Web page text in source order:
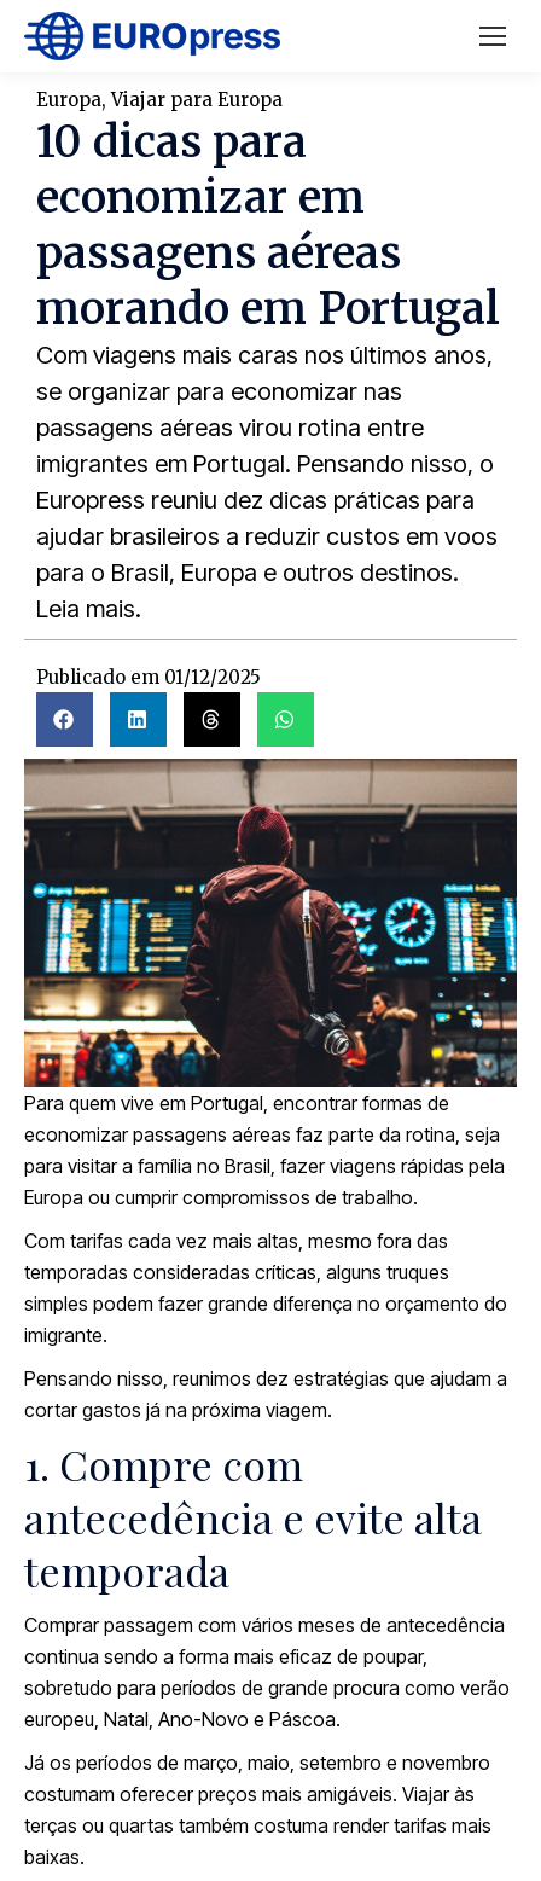
Europa,Viajar para Europa
10 dicas para
economizar em
passagens aéreas
morando em Portugal
Com viagens mais caras nos últimos anos,
se organizar para economizar nas
passagens aéreas virou rotina entre
imigrantes em Portugal. Pensando nisso, o
Europress reuniu dez dicas práticas para
ajudar brasileiros a reduzir custos em voos
para o Brasil, Europa e outros destinos.
Leia mais.
Publicado em 01/12/2025
Para quem vive em Portugal, encontrar formas de
economizar passagens aéreas faz parte da rotina, seja
para visitar a família no Brasil, fazer viagens rápidas pela
Europa ou cumprir compromissos de trabalho.
Com tarifas cada vez mais altas, mesmo fora das
temporadas consideradas críticas, alguns truques
simples podem fazer grande diferença no orçamento do
imigrante.
Pensando nisso, reunimos dez estratégias que ajudam a
cortar gastos já na próxima viagem.
1. Compre com
antecedência e evite alta
temporada
Comprar passagem com vários meses de antecedência
continua sendo a forma mais eficaz de poupar,
sobretudo para períodos de grande procura como verão
europeu, Natal, Ano-Novo e Páscoa.
Já os períodos de março, maio, setembro e novembro
costumam oferecer preços mais amigáveis. Viajar às
terças ou quartas também costuma render tarifas mais
baixas.